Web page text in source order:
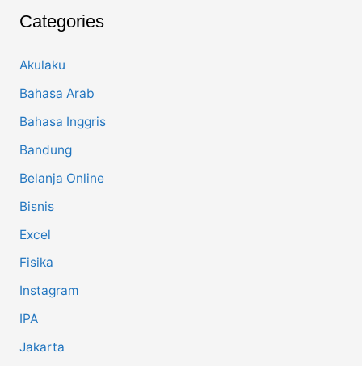
c
h
o
:
Categories
Akulaku
Bahasa Arab
Bahasa Inggris
Bandung
Belanja Online
Bisnis
Excel
Fisika
Instagram
IPA
Jakarta